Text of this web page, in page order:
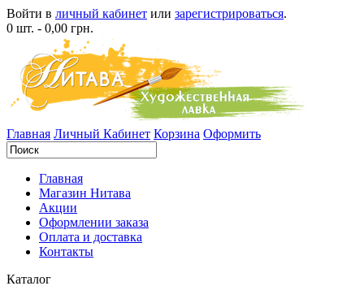
Войти в личный кабинет или зарегистрироваться.
0 шт. - 0,00 грн.
Главная Личный Кабинет Корзина Оформить
Главная
Магазин Нитава
Акции
Оформлении заказа
Оплата и доставка
Контакты
Каталог